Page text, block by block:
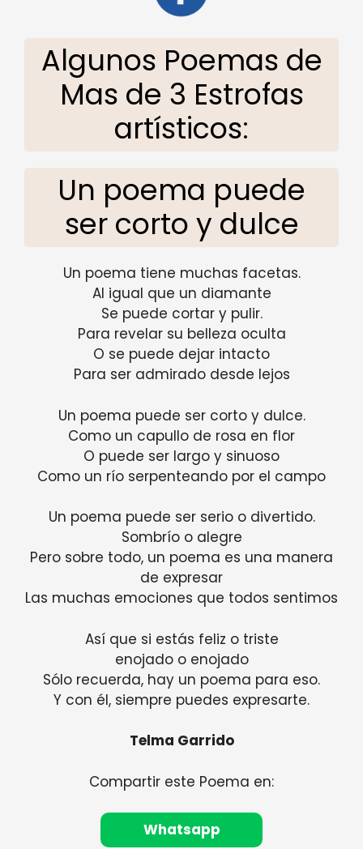
Algunos Poemas de
Mas de 3 Estrofas
artísticos:
Un poema puede
ser corto y dulce
Un poema tiene muchas facetas.
Al igual que un diamante
Se puede cortar y pulir.
Para revelar su belleza oculta
O se puede dejar intacto
Para ser admirado desde lejos
Un poema puede ser corto y dulce.
Como un capullo de rosa en flor
O puede ser largo y sinuoso
Como un río serpenteando por el campo
Un poema puede ser serio o divertido.
Sombrío o alegre
Pero sobre todo, un poema es una manera
de expresar
Las muchas emociones que todos sentimos
Así que si estás feliz o triste
enojado o enojado
Sólo recuerda, hay un poema para eso.
Y con él, siempre puedes expresarte.
Telma Garrido
Compartir este Poema en:
Whatsapp